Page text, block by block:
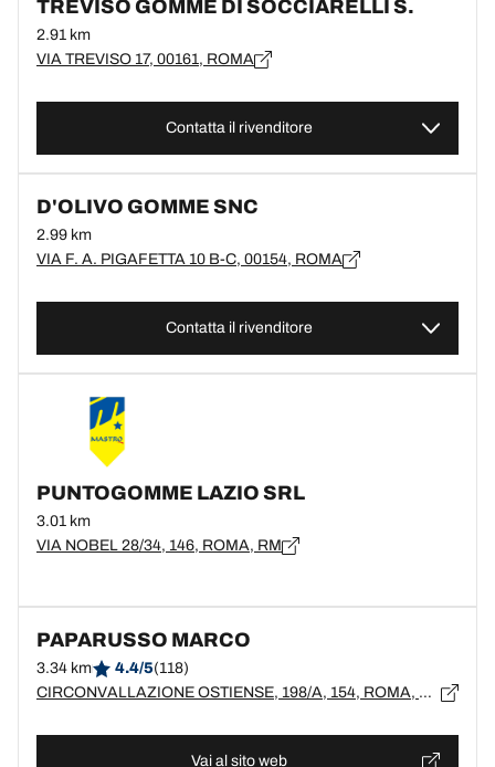
TREVISO GOMME DI SOCCIARELLI S.
2.91 km
VIA TREVISO 17, 00161, ROMA
Contatta il rivenditore
D'OLIVO GOMME SNC
2.99 km
VIA F. A. PIGAFETTA 10 B-C, 00154, ROMA
Contatta il rivenditore
PUNTOGOMME LAZIO SRL
3.01 km
VIA NOBEL 28/34, 146, ROMA, RM
PAPARUSSO MARCO
3.34 km 4.4/5(118)
CIRCONVALLAZIONE OSTIENSE, 198/A, 154, ROMA, RM
Vai al sito web